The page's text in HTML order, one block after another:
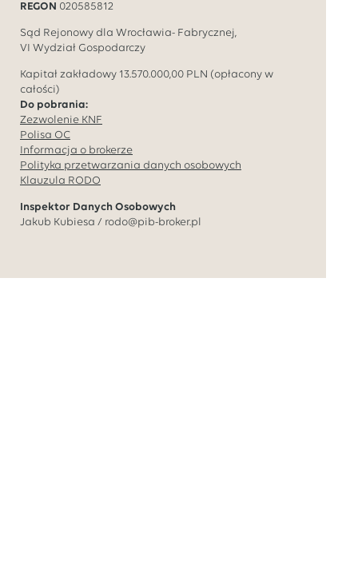
REGON 020585812
Sąd Rejonowy dla Wrocławia- Fabrycznej,
VI Wydział Gospodarczy
Kapitał zakładowy 13.570.000,00 PLN (opłacony w
całości)
Do pobrania:
Zezwolenie KNF
Polisa OC
Informacja o brokerze
Polityka przetwarzania danych osobowych
Klauzula RODO
Inspektor Danych Osobowych
Jakub Kubiesa / rodo@pib-broker.pl